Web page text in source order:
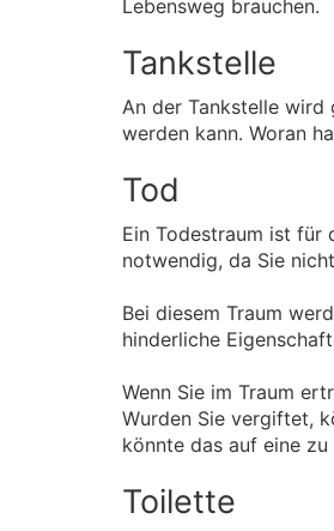
Lebensweg brauchen.
Tankstelle
An der Tankstelle
werden kann. Woran
Tod
Ein Todestraum ist für
notwendig, da Sie
Bei diesem Traum
hinderliche
Wenn Sie im Traum
Wurden Sie vergiftet,
könnte das auf eine
Toilette